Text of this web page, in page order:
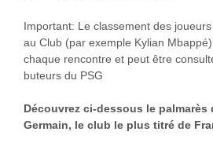
Important: Le classement des
au Club (par exemple Kylian
chaque rencontre et peut être
buteurs du PSG
Découvrez ci-dessous le palmarès
Germain, le club le plus titré de